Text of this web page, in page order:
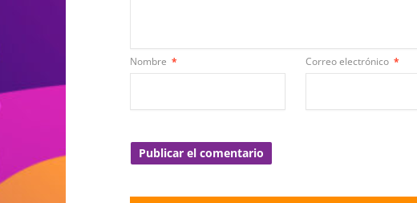
Nombre * Correo electrónico *